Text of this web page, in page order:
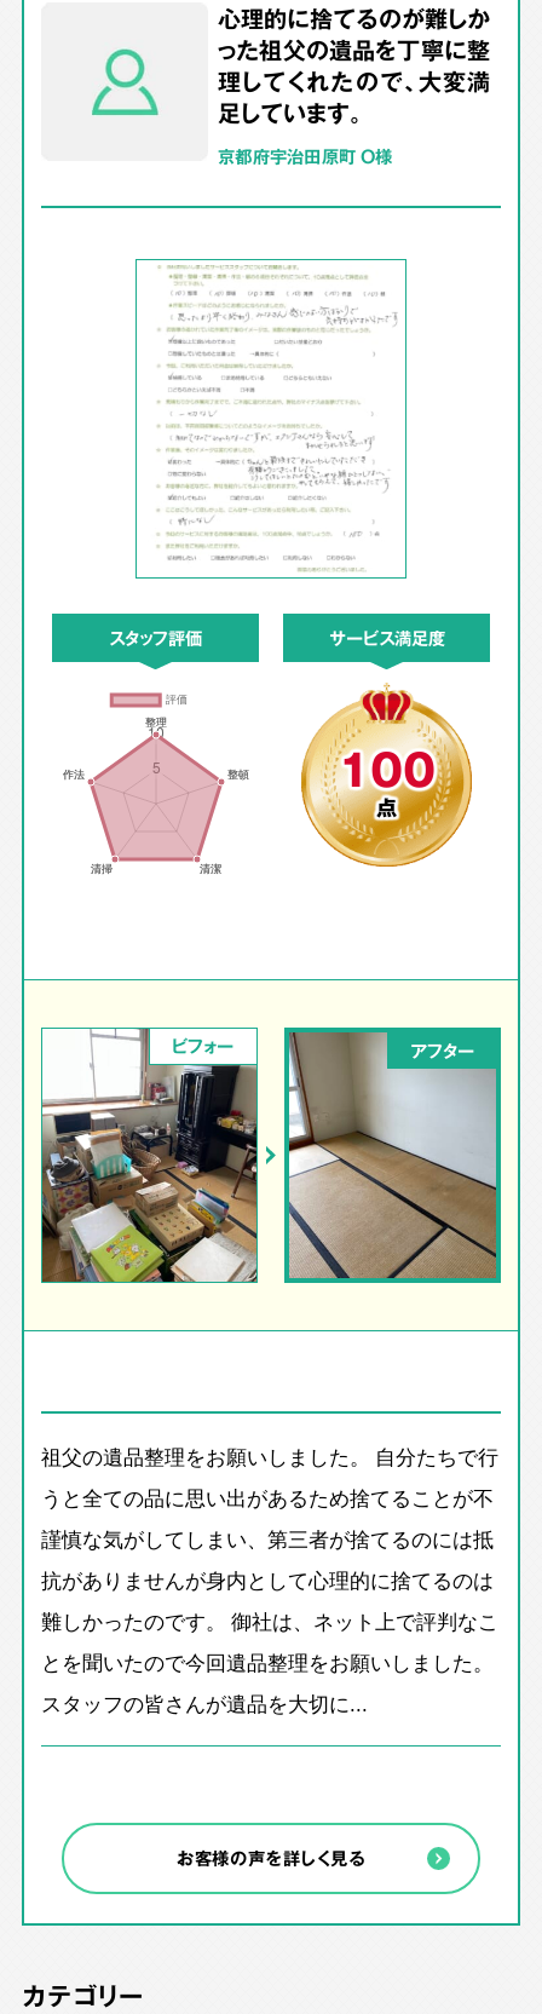
心理的に捨てるのが難しか
った祖父の遺品を丁寧に整
理してくれたので、大変満
足しています。
京都府宇治田原町 O様
スタッフ評価 サービス満足度
100
点
ビフォー アフター
祖父の遺品整理をお願いしました。 自分たちで行
うと全ての品に思い出があるため捨てることが不
謹慎な気がしてしまい、第三者が捨てるのには抵
抗がありませんが身内として心理的に捨てるのは
難しかったのです。 御社は、ネット上で評判なこ
とを聞いたので今回遺品整理をお願いしました。
スタッフの皆さんが遺品を大切に...
お客様の声を詳しく見る
カテゴリー